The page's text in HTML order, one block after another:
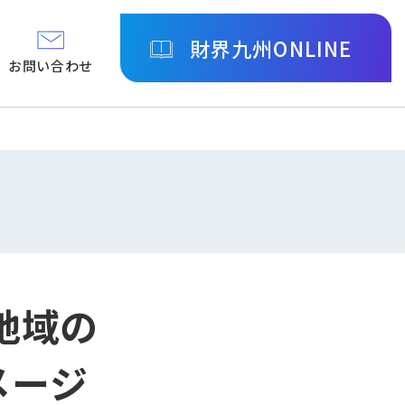
お問い合わせ
財界九州ONLINE
域の
ジ